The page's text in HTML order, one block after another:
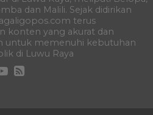
dan Malili. Sejak didirikan
terus
konten yang akurat dan
untuk memenuhi kebutuhan
di Luwu Raya